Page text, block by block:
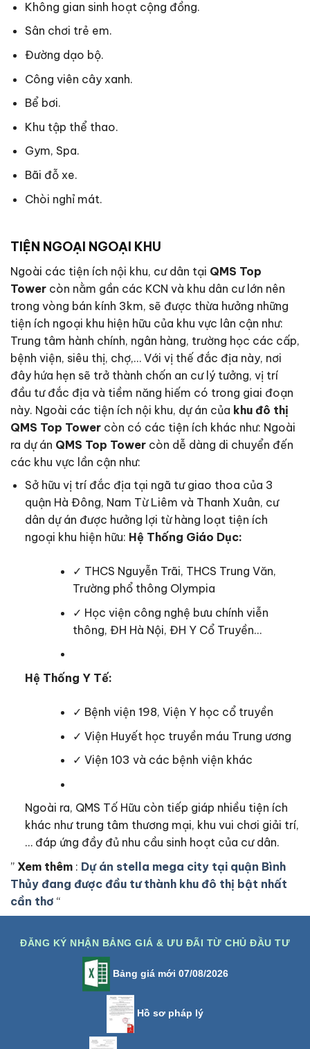
Không gian sinh hoạt cộng đồng.
Sân chơi trẻ em.
Đường dạo bộ.
Công viên cây xanh.
Bể bơi.
Khu tập thể thao.
Gym, Spa.
Bãi đỗ xe.
Chòi nghỉ mát.
TIỆN NGOẠI NGOẠI KHU
Ngoài các tiện ích nội khu, cư dân tại QMS Top
Tower còn nằm gần các KCN và khu dân cư lớn nên
trong vòng bán kính 3km, sẽ được thừa hưởng những
tiện ích ngoại khu hiện hữu của khu vực lân cận như:
Trung tâm hành chính, ngân hàng, trường học các cấp,
bệnh viện, siêu thị, chợ,… Với vị thế đắc địa này, nơi
đây hứa hẹn sẽ trở thành chốn an cư lý tưởng, vị trí
đầu tư đắc địa và tiềm năng hiếm có trong giai đoạn
này. Ngoài các tiện ích nội khu, dự án của khu đô thị
QMS Top Tower còn có các tiện ích khác như: Ngoài
ra dự án QMS Top Tower còn dễ dàng di chuyển đến
các khu vực lần cận như:
Sở hữu vị trí đắc địa tại ngã tư giao thoa của 3
quận Hà Đông, Nam Từ Liêm và Thanh Xuân, cư
dân dự án được hưởng lợi từ hàng loạt tiện ích
ngoại khu hiện hữu: Hệ Thống Giáo Dục:
✓ THCS Nguyễn Trãi, THCS Trung Văn,
Trường phổ thông Olympia
✓ Học viện công nghệ bưu chính viễn
thông, ĐH Hà Nội, ĐH Y Cổ Truyền…
Hệ Thống Y Tế:
✓ Bệnh viện 198, Viện Y học cổ truyền
✓ Viện Huyết học truyền máu Trung ương
✓ Viện 103 và các bệnh viện khác
Ngoài ra, QMS Tố Hữu còn tiếp giáp nhiều tiện ích
khác như trung tâm thương mại, khu vui chơi giải trí,
… đáp ứng đầy đủ nhu cầu sinh hoạt của cư dân.
” Xem thêm : Dự án stella mega city tại quận Bình
Thủy đang được đầu tư thành khu đô thị bật nhất
cần thơ “
ĐĂNG KÝ NHẬN BẢNG GIÁ & ƯU ĐÃI TỪ CHỦ ĐẦU TƯ
Bảng giá mới 07/08/2026
Hồ sơ pháp lý